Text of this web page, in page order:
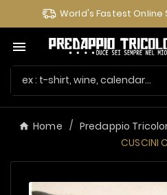
World's Fastest

Home Predappio
CUSCINI